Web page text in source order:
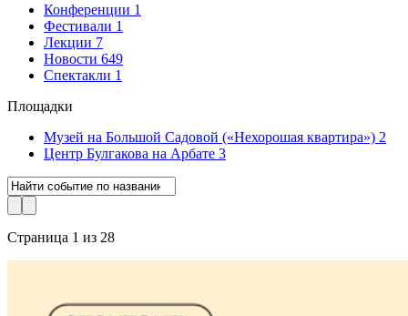
Конференции 1
Фестивали 1
Лекции 7
Новости 649
Спектакли 1
Площадки
Музей на Большой Садовой («Нехорошая квартира») 2
Центр Булгакова на Арбате 3
Страница 1 из 28